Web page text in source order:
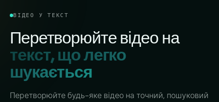
ВІДЕО У ТЕКСТ
Перетворюйте відео на
текст, що легко
шукається
Перетворюйте будь-яке відео на точний, пошуковий